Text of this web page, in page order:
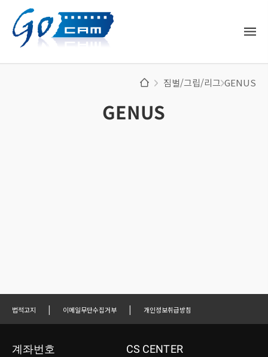
짐벌/그립/리그 GENUS
GENUS
법적고지 | 이메일무단수집거부 | 개인정보취급방침
계좌번호 CS CENTER